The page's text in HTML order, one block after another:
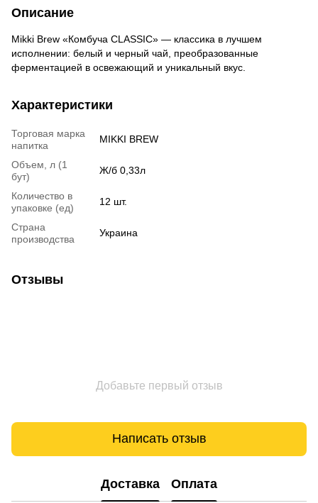
Описание
Mikki Brew «Комбуча CLASSIC» — классика в лучшем
исполнении: белый и черный чай, преобразованные
ферментацией в освежающий и уникальный вкус.
Характеристики
Торговая марка
напитка
MIKKI BREW
Объем, л (1
бут)
Ж/б 0,33л
Количество в
упаковке (ед)
12 шт.
Страна
производства
Украина
Отзывы
Добавьте первый отзыв
Написать отзыв
Доставка Оплата